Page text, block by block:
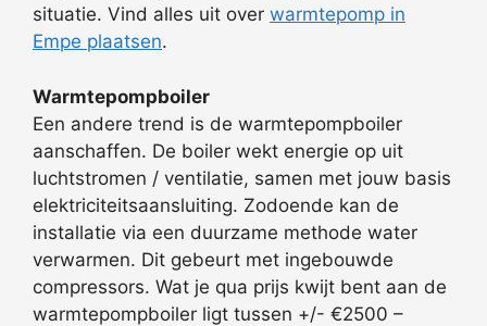
situatie. Vind alles uit over warmtepomp in
Empe plaatsen.
Warmtepompboiler
Een andere trend is de warmtepompboiler
aanschaffen. De boiler wekt energie op uit
luchtstromen / ventilatie, samen met jouw basis
elektriciteitsaansluiting. Zodoende kan de
installatie via een duurzame methode water
verwarmen. Dit gebeurt met ingebouwde
compressors. Wat je qua prijs kwijt bent aan de
warmtepompboiler ligt tussen +/- €2500 –